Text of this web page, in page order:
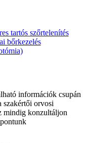
tartós szőrtelenítés
bőrkezelés
információk csupán
szakértői orvosi
mindig konzultáljon